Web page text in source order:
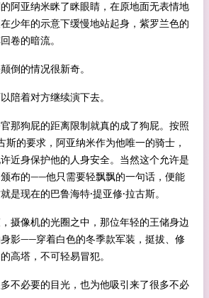
阿亚纳米眯了眯眼睛，在原地面无表情地
少年的示意下缓慢地站起身，紫罗兰色的
卷的暗流。
倒的情况很新奇。
陪着对方继续演下去。
那狗屁的距离限制就真的成了狗屁。按照
斯的要求，阿亚纳米作为他唯一的骑士，
近身保护他的人身安全。当然这个允许是
布的——他只需要轻飘飘的一句话，便能
是现在的巴鲁海特·提亚修·拉古斯。
摄像机的光圈之中，那位年轻的王储身边
影——穿着白色的冬季款军装，挺拔、修
高塔，不可轻易冒犯。
不必要的目光，也为他吸引来了很多不必